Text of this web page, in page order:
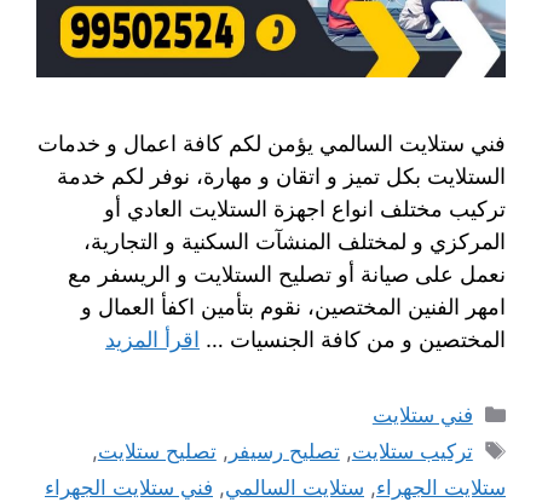
فني ستلايت السالمي يؤمن لكم كافة اعمال و خدمات
الستلايت بكل تميز و اتقان و مهارة، نوفر لكم خدمة
تركيب مختلف انواع اجهزة الستلايت العادي أو
المركزي و لمختلف المنشآت السكنية و التجارية،
نعمل على صيانة أو تصليح الستلايت و الريسفر مع
امهر الفنين المختصين، نقوم بتأمين اكفأ العمال و
المختصين و من كافة الجنسيات … اقرأ المزيد
فني ستلايت
تركيب ستلايت,تصليح رسيفر ,تصليح ستلايت,
ستلايت الجهراء, ستلايت السالمي, فني ستلايت الجهراء